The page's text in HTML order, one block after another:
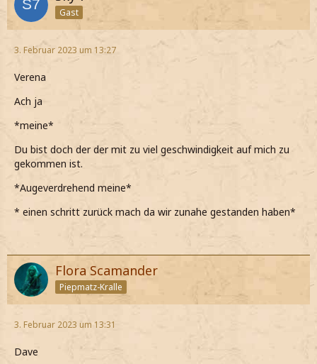
Gast
3. Februar 2023 um 13:27
Verena
Ach ja
*meine*
Du bist doch der der mit zu viel geschwindigkeit auf mich zu
gekommen ist.
*Augeverdrehend meine*
* einen schritt zurück mach da wir zunahe gestanden haben*
Flora Scamander
Piepmatz-Kralle
3. Februar 2023 um 13:31
Dave